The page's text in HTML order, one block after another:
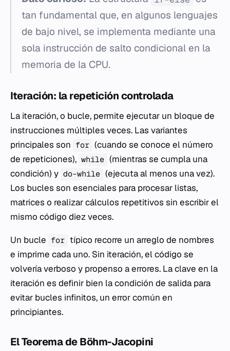
tan fundamental que, en algunos lenguajes
de bajo nivel, se implementa mediante una
sola instrucción de salto condicional en la
memoria de la CPU.
Iteración: la repetición controlada
La iteración, o bucle, permite ejecutar un bloque de
instrucciones múltiples veces. Las variantes
principales son for (cuando se conoce el número
de repeticiones), while (mientras se cumpla una
condición) y do-while (ejecuta al menos una vez).
Los bucles son esenciales para procesar listas,
matrices o realizar cálculos repetitivos sin escribir el
mismo código diez veces.
Un bucle for típico recorre un arreglo de nombres
e imprime cada uno. Sin iteración, el código se
volvería verboso y propenso a errores. La clave en la
iteración es definir bien la condición de salida para
evitar bucles infinitos, un error común en
principiantes.
El Teorema de Böhm-Jacopini